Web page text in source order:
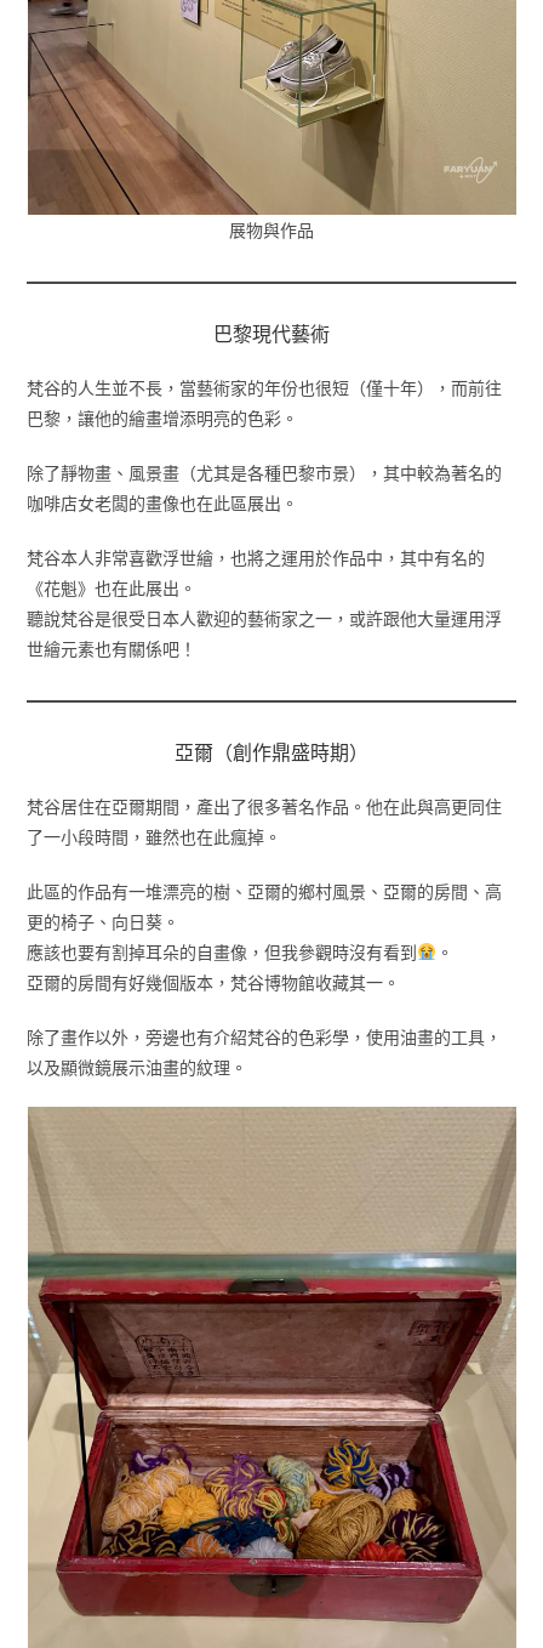
展物與作品
巴黎現代藝術
梵谷的人生並不長，當藝術家的年份也很短（僅十年），而前往
巴黎，讓他的繪畫增添明亮的色彩。
除了靜物畫、風景畫（尤其是各種巴黎市景），其中較為著名的
咖啡店女老闆的畫像也在此區展出。
梵谷本人非常喜歡浮世繪，也將之運用於作品中，其中有名的
《花魁》也在此展出。
聽說梵谷是很受日本人歡迎的藝術家之一，或許跟他大量運用浮
世繪元素也有關係吧！
亞爾（創作鼎盛時期）
梵谷居住在亞爾期間，產出了很多著名作品。他在此與高更同住
了一小段時間，雖然也在此瘋掉。
此區的作品有一堆漂亮的樹、亞爾的鄉村風景、亞爾的房間、高
更的椅子、向日葵。
應該也要有割掉耳朵的自畫像，但我參觀時沒有看到
。
亞爾的房間有好幾個版本，梵谷博物館收藏其一。
除了畫作以外，旁邊也有介紹梵谷的色彩學，使用油畫的工具，
以及顯微鏡展示油畫的紋理。